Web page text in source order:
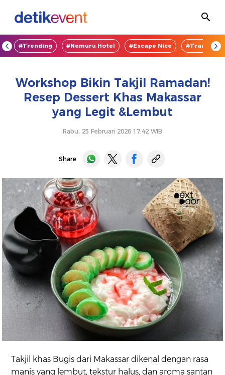
#Trending #Nemuru Hotel #Escape Nice
Workshop Bikin Takjil Ramadan!
Resep Dessert Khas Makassar
yang Legit &Lembut
Rabu, 25 Februari 2026 17:42 WIB
Share
Takjil khas Bugis dari Makassar dikenal dengan rasa
manis yang lembut, tekstur halus, dan aroma santan